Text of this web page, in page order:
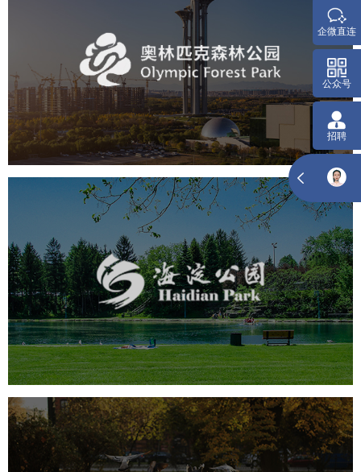
奥体森林公园
旅游休闲 公园 AI人工智能
智慧公园
智慧体育公园
智能步道 智能大数据平台
海淀公园
旅游休闲 公园 AI人工智能 智慧公园
智能步道
智能大数据平台
AR太极 智能语音亭
飞凤山奥体公园